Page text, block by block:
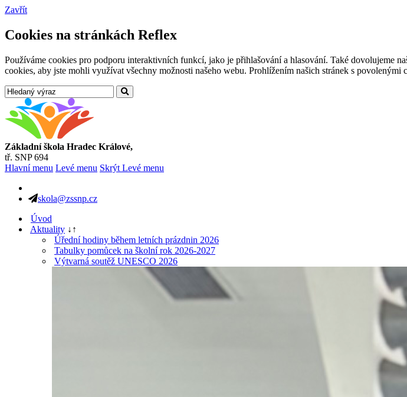
Zavřít
Cookies na stránkách Reflex
Používáme cookies pro podporu interaktivních funkcí, jako je přihlašování a hlasování. Také dovolujeme
cookies, aby jste mohli využívat všechny možnosti našeho webu. Prohlížením našich stránek s povolenými
Základní škola Hradec Králové,
tř. SNP 694
Hlavní menu Levé menu Skrýt Levé menu
skola@zssnp.cz
Úvod
Aktuality ↓ ↑
Úřední hodiny během letních prázdnin 2026
Tabulky pomůcek na školní rok 2026-2027
Výtvarná soutěž UNESCO 2026